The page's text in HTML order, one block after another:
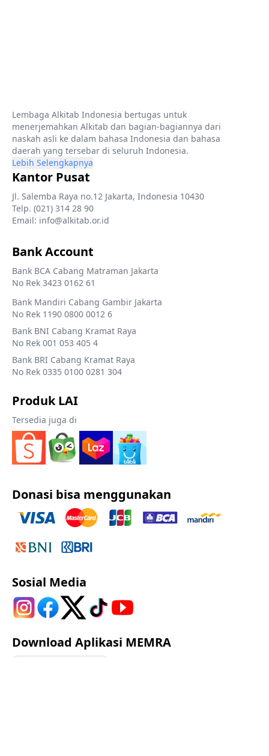
Lembaga Alkitab Indonesia bertugas untuk
menerjemahkan Alkitab dan bagian-bagiannya dari
naskah asli ke dalam bahasa Indonesia dan bahasa
daerah yang tersebar di seluruh Indonesia.
Lebih Selengkapnya
Kantor Pusat
Jl. Salemba Raya no.12 Jakarta, Indonesia 10430
Telp. (021) 314 28 90
Email: info@alkitab.or.id
Bank Account
Bank BCA Cabang Matraman Jakarta
No Rek 3423 0162 61
Bank Mandiri Cabang Gambir Jakarta
No Rek 1190 0800 0012 6
Bank BNI Cabang Kramat Raya
No Rek 001 053 405 4
Bank BRI Cabang Kramat Raya
No Rek 0335 0100 0281 304
Produk LAI
Tersedia juga di
Donasi bisa menggunakan
Sosial Media
Download Aplikasi MEMRA